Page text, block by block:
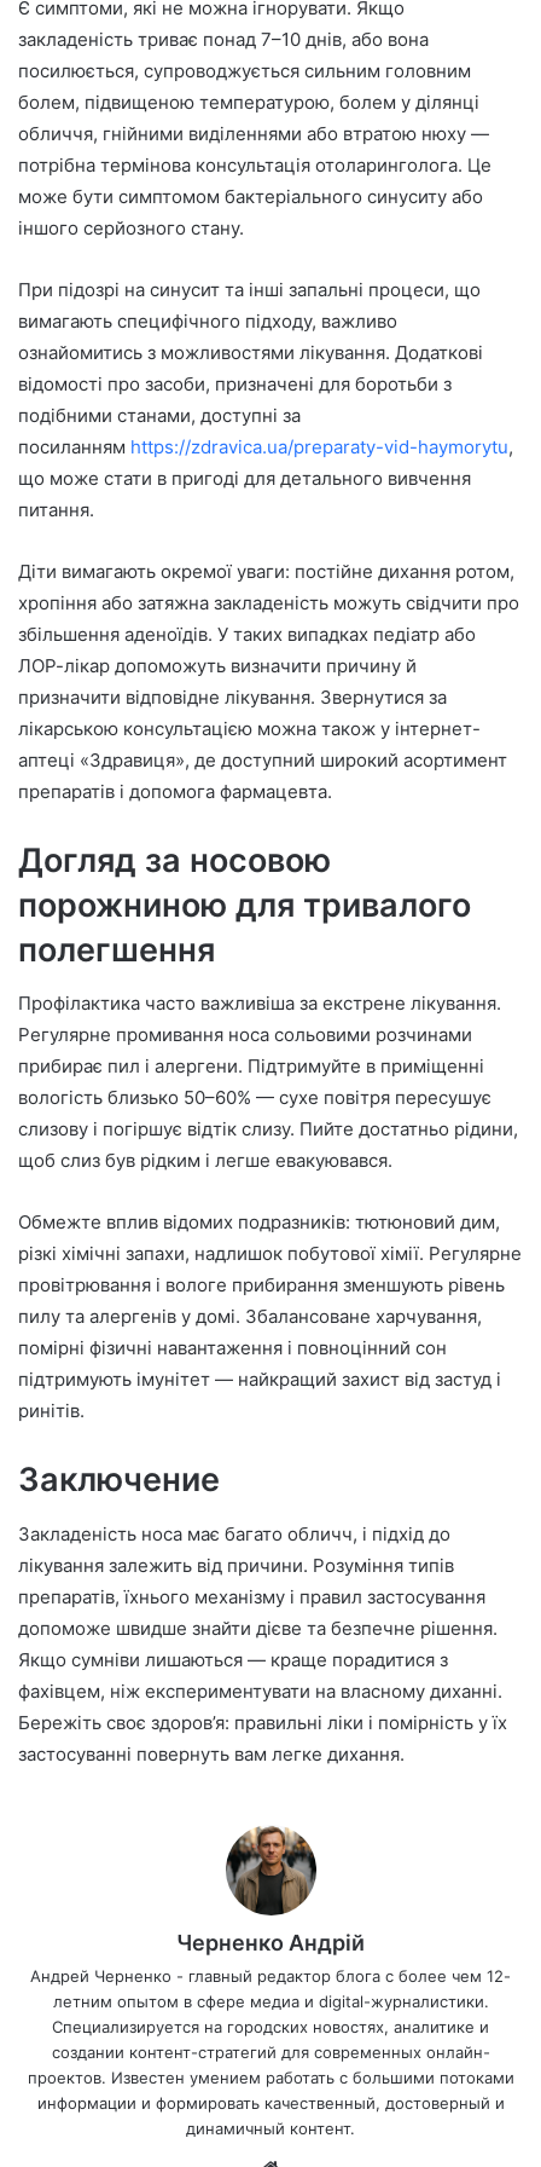
Є симптоми, які не можна ігнорувати. Якщо
закладеність триває понад 7–10 днів, або вона
посилюється, супроводжується сильним головним
болем, підвищеною температурою, болем у ділянці
обличчя, гнійними виділеннями або втратою нюху —
потрібна термінова консультація отоларинголога. Це
може бути симптомом бактеріального синуситу або
іншого серйозного стану.
При підозрі на синусит та інші запальні процеси, що
вимагають специфічного підходу, важливо
ознайомитись з можливостями лікування. Додаткові
відомості про засоби, призначені для боротьби з
подібними станами, доступні за
посиланням https://zdravica.ua/preparaty-vid-haymorytu,
що може стати в пригоді для детального вивчення
питання.
Діти вимагають окремої уваги: постійне дихання ротом,
хропіння або затяжна закладеність можуть свідчити про
збільшення аденоїдів. У таких випадках педіатр або
ЛОР-лікар допоможуть визначити причину й
призначити відповідне лікування. Звернутися за
лікарською консультацією можна також у інтернет-
аптеці «Здравиця», де доступний широкий асортимент
препаратів і допомога фармацевта.
Догляд за носовою
порожниною для тривалого
полегшення
Профілактика часто важливіша за екстрене лікування.
Регулярне промивання носа сольовими розчинами
прибирає пил і алергени. Підтримуйте в приміщенні
вологість близько 50–60% — сухе повітря пересушує
слизову і погіршує відтік слизу. Пийте достатньо рідини,
щоб слиз був рідким і легше евакуювався.
Обмежте вплив відомих подразників: тютюновий дим,
різкі хімічні запахи, надлишок побутової хімії. Регулярне
провітрювання і вологе прибирання зменшують рівень
пилу та алергенів у домі. Збалансоване харчування,
помірні фізичні навантаження і повноцінний сон
підтримують імунітет — найкращий захист від застуд і
ринітів.
Заключение
Закладеність носа має багато обличч, і підхід до
лікування залежить від причини. Розуміння типів
препаратів, їхнього механізму і правил застосування
допоможе швидше знайти дієве та безпечне рішення.
Якщо сумніви лишаються — краще порадитися з
фахівцем, ніж експериментувати на власному диханні.
Бережіть своє здоров’я: правильні ліки і помірність у їх
застосуванні повернуть вам легке дихання.
Черненко Андрій
Андрей Черненко - главный редактор блога с более чем 12-
летним опытом в сфере медиа и digital-журналистики.
Специализируется на городских новостях, аналитике и
создании контент-стратегий для современных онлайн-
проектов. Известен умением работать с большими потоками
информации и формировать качественный, достоверный и
динамичный контент.